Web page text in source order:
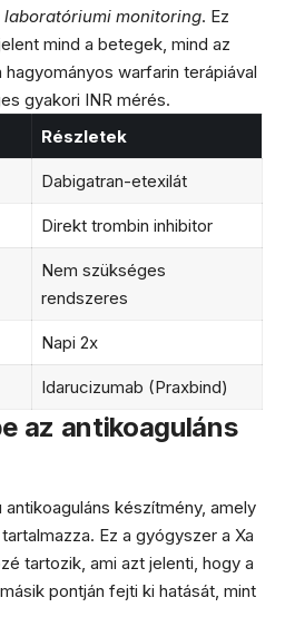
monitoring. Ez
mind a betegek, mind az
warfarin terápiával
gyakori INR mérés.
Részletek
Dabigatran-etexilát
Direkt trombin inhibitor
Nem szükséges
rendszeres
Napi 2x
Idarucizumab (Praxbind)
az antikoaguláns
készítmény, amely
Ez a gyógyszer a Xa
tartozik, ami azt jelenti, hogy a
pontján fejti ki hatását, mint